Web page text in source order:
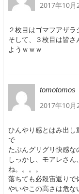
2017年10月
２枚目はゴマフアザ
そして、３枚目は皆
ようｗｗｗ
tomotomos
2017年10月
ひんやり感とはみ出し
で
たぶんグリグリ快感な
しっかし、モアレさ
ね。。。。
落ちても必殺宙返り
やいやこの高さは危な